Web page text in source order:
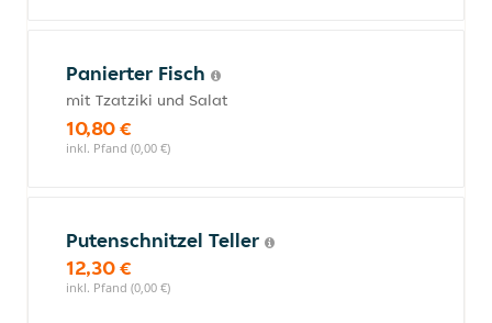
Panierter Fisch
mit Tzatziki und Salat
10,80 €
inkl. Pfand (0,00 €)
Putenschnitzel Teller
12,30 €
inkl. Pfand (0,00 €)